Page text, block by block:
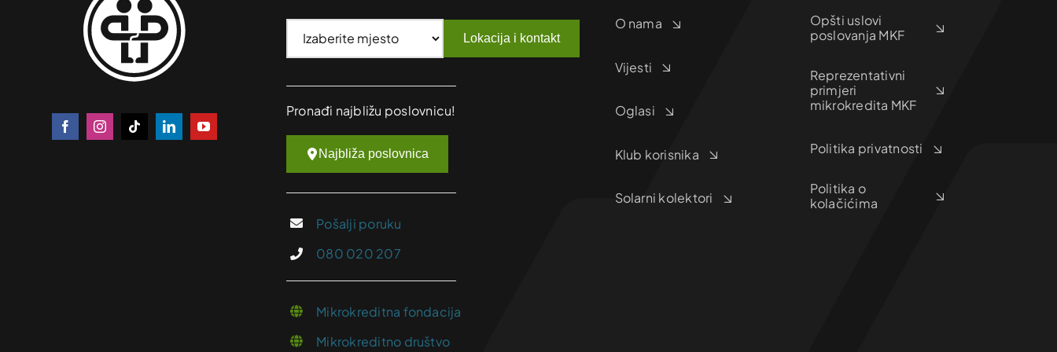
Lokacija i kontakt
Pronađi najbližu poslovnicu!
Najbliža poslovnica
Pošalji poruku
080 020 207
Mikrokreditna fondacija
Mikrokreditno društvo
O nama
Vijesti
Oglasi
Klub korisnika
Solarni kolektori
Opšti uslovi
poslovanja MKF
Reprezentativni
primjeri
mikrokredita MKF
Politika privatnosti
Politika o
kolačićima